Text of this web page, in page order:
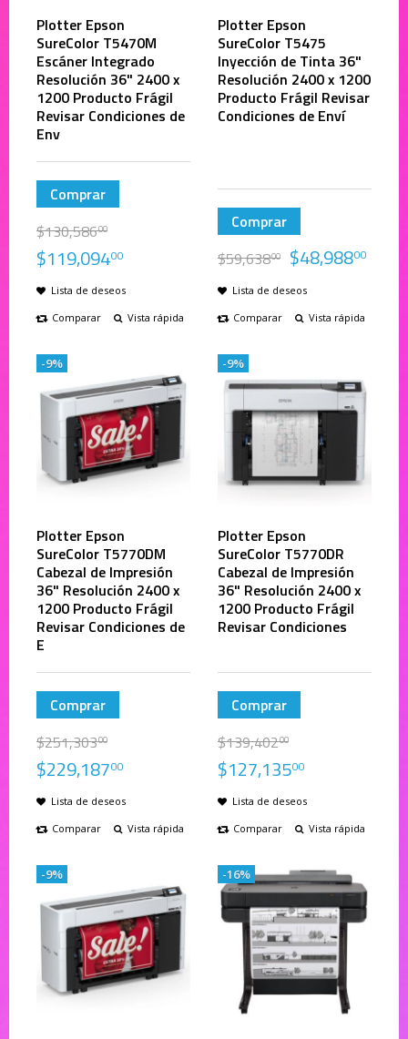
Plotter Epson
SureColor T5470M
Escáner Integrado
Resolución 36" 2400 x
1200 Producto Frágil
Revisar Condiciones de
Env
Comprar
$130,58600
$119,09400
Lista de deseos
Comparar
Vista rápida
Plotter Epson
SureColor T5475
Inyección de Tinta 36"
Resolución 2400 x 1200
Producto Frágil Revisar
Condiciones de Enví
Comprar
$59,63800 $48,98800
Lista de deseos
Comparar
Vista rápida
Plotter Epson
SureColor T5770DM
Cabezal de Impresión
36" Resolución 2400 x
1200 Producto Frágil
Revisar Condiciones de
E
Comprar
$251,30300
$229,18700
Lista de deseos
Comparar
Vista rápida
-9%
Plotter Epson
SureColor T5770DR
Cabezal de Impresión
36" Resolución 2400 x
1200 Producto Frágil
Revisar Condiciones
Comprar
$139,40200
$127,13500
Lista de deseos
Comparar
Vista rápida
-9%
-9% -16%